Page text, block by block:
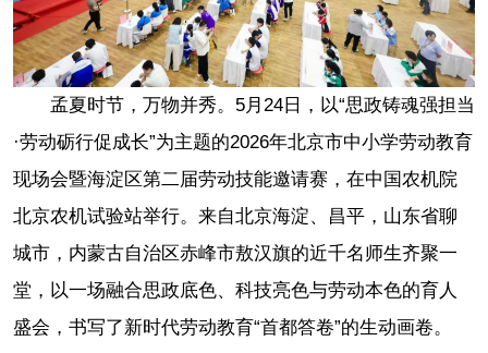
孟夏时节，万物并秀。5月24日，以“思政铸魂强担当
·劳动砺行促成长”为主题的2026年北京市中小学劳动教育
现场会暨海淀区第二届劳动技能邀请赛，在中国农机院
北京农机试验站举行。来自北京海淀、昌平，山东省聊
城市，内蒙古自治区赤峰市敖汉旗的近千名师生齐聚一
堂，以一场融合思政底色、科技亮色与劳动本色的育人
盛会，书写了新时代劳动教育“首都答卷”的生动画卷。